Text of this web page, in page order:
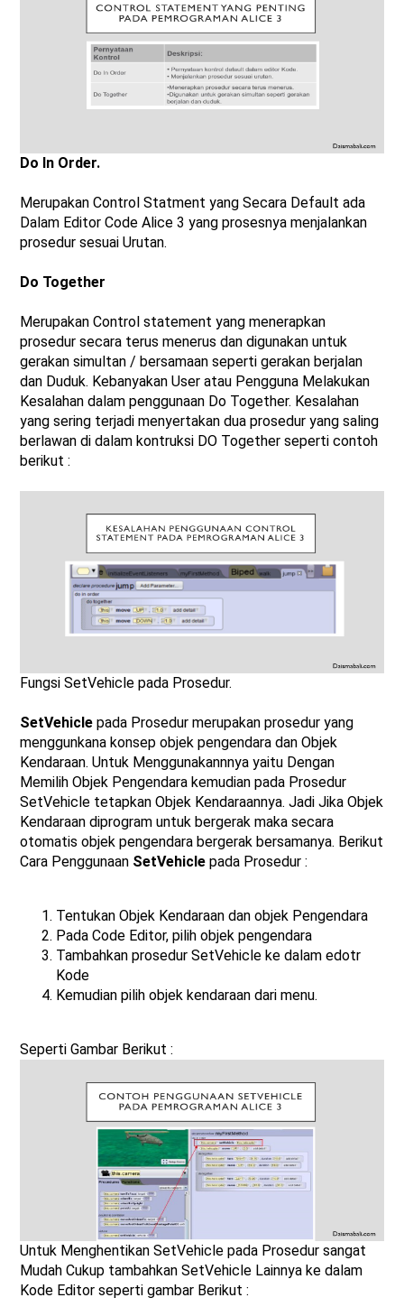
Do In Order.
Merupakan Control Statment yang Secara Default ada
Dalam Editor Code Alice 3 yang prosesnya menjalankan
prosedur sesuai Urutan.
Do Together
Merupakan Control statement yang menerapkan
prosedur secara terus menerus dan digunakan untuk
gerakan simultan / bersamaan seperti gerakan berjalan
dan Duduk. Kebanyakan User atau Pengguna Melakukan
Kesalahan dalam penggunaan Do Together. Kesalahan
yang sering terjadi menyertakan dua prosedur yang saling
berlawan di dalam kontruksi DO Together seperti contoh
berikut :
Fungsi SetVehicle pada Prosedur.
SetVehicle pada Prosedur merupakan prosedur yang
menggunkana konsep objek pengendara dan Objek
Kendaraan. Untuk Menggunakannnya yaitu Dengan
Memilih Objek Pengendara kemudian pada Prosedur
SetVehicle tetapkan Objek Kendaraannya. Jadi Jika Objek
Kendaraan diprogram untuk bergerak maka secara
otomatis objek pengendara bergerak bersamanya. Berikut
Cara Penggunaan SetVehicle pada Prosedur :
Tentukan Objek Kendaraan dan objek Pengendara
Pada Code Editor, pilih objek pengendara
Tambahkan prosedur SetVehicle ke dalam edotr
Kode
Kemudian pilih objek kendaraan dari menu.
Seperti Gambar Berikut :
Untuk Menghentikan SetVehicle pada Prosedur sangat
Mudah Cukup tambahkan SetVehicle Lainnya ke dalam
Kode Editor seperti gambar Berikut :